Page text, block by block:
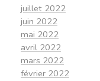
juillet 2022
juin 2022
mai 2022
avril 2022
mars 2022
février 2022